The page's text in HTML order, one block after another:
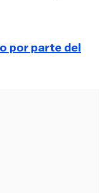
por parte del